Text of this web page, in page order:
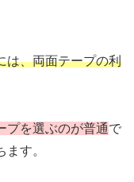
は、両面テープの利
プを選ぶのが普通で
す。